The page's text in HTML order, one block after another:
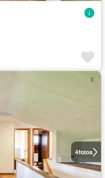
4fotos